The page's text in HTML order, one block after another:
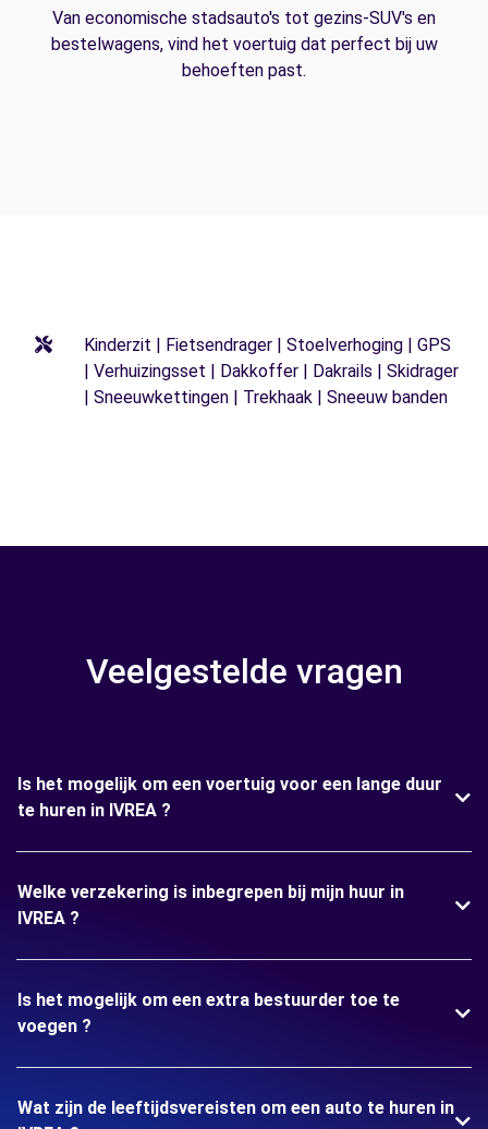
Van economische stadsauto's tot gezins-SUV's en
bestelwagens, vind het voertuig dat perfect bij uw
behoeften past.
Kinderzit | Fietsendrager | Stoelverhoging | GPS
| Verhuizingsset | Dakkoffer | Dakrails | Skidrager
| Sneeuwkettingen | Trekhaak | Sneeuw banden
Veelgestelde vragen
Is het mogelijk om een voertuig voor een lange duur
te huren in IVREA ?
Welke verzekering is inbegrepen bij mijn huur in
IVREA ?
Is het mogelijk om een extra bestuurder toe te
voegen ?
Wat zijn de leeftijdsvereisten om een auto te huren in